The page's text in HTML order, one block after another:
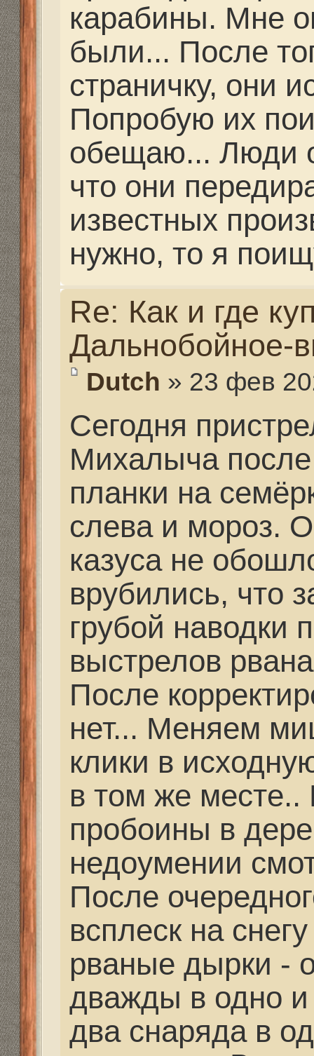
Dutch» 23 фев 2021,
Сегодня
Михалыча после
планки на семёрке.
слева и мороз.
казуса не
врубились, что за
грубой наводки по
выстрелов рваная
После
нет... Меняем
клики в исходную..
в том же месте.. И
пробоины в
недоумении смотрим
После очередного
всплеск на снегу -
рваные дырки - от
дважды в одно и то
два снаряда в одну
попадают.. В итоге
центре мишени была
ждать погоду и
дистанциям. Будем
координат,
стрельбе.
Re: Как и где купить
Дальнобойное-
Mikhalich» 23 фев
partizan писал(а):
Mikhalich
Сейчас
для разработки
цевья.
У меня в друзьях, в